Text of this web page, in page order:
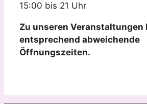
15:00 bis 21 Uhr
Zu unseren Veranstaltungen
entsprechend abweichende
Öffnungszeiten.